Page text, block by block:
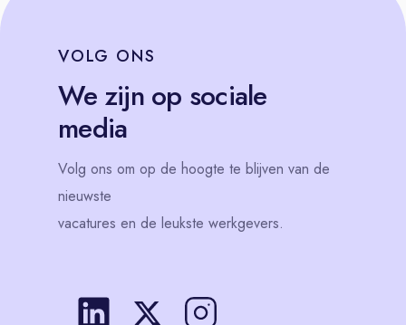
VOLG ONS
We zijn op sociale
media
Volg ons om op de hoogte te blijven van de
nieuwste
vacatures en de leukste werkgevers.